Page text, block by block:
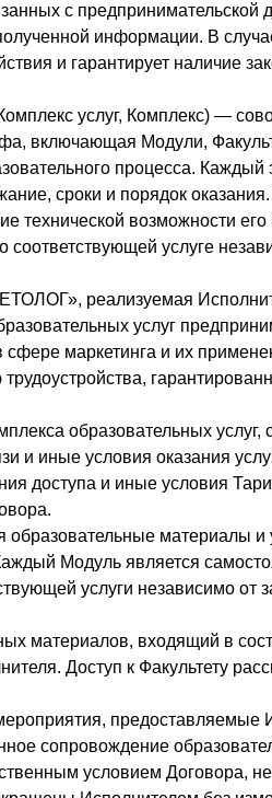
с предпринимательской
информации. В
и гарантирует наличие
услуг, Комплекс) —
включающая Модули,
процесса. Каждый
сроки и порядок
технической возможности его
услуге
реализуемая
услуг
маркетинга и их
образовательных
и иные условия оказания
доступа и иные условия
материалы и
Модуль является
услуги независимо
материалов, входящий в
Доступ к Факультету
предоставляемые
сопровождение
условием Договора,